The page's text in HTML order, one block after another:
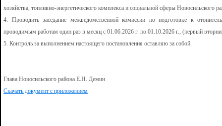
хозяйства, топливно-энергетического комплекса и социальной сферы Новосильского
4. Проводить заседание межведомственной комиссии по подготовке к
проводимым работам один раз в месяц с 01.06.2026 г. по 01.10.2026 г., (первый
5. Контроль за выполнением настоящего постановления оставляю за собой.
Глава Новосильского района Е.Н. Демин
Скачать документ с приложением